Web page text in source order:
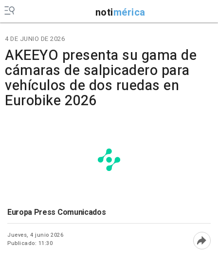
notimérica
4 DE JUNIO DE 2026
AKEEYO presenta su gama de
cámaras de salpicadero para
vehículos de dos ruedas en
Eurobike 2026
Europa Press Comunicados
Jueves, 4 junio 2026
Publicado: 11:30